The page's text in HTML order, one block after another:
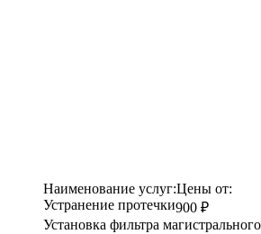
Наименование услуг:Цены от:
Устранение протечки900 ₽
Установка фильтра магистрального